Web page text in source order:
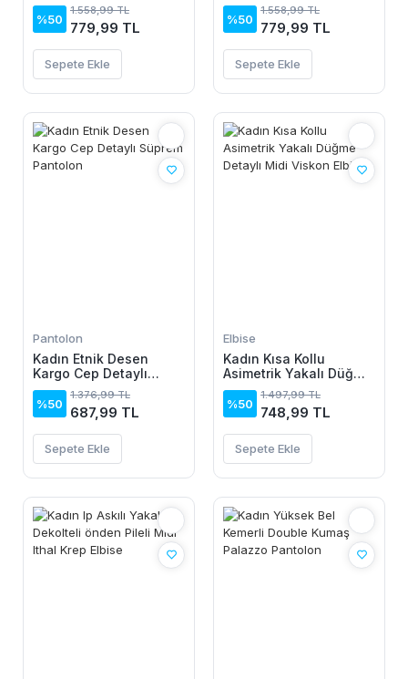
Keten Elbise
%50
1.558,99 TL
779,99 TL
Sepete Ekle
Keten Elbise
%50
1.558,99 TL
779,99 TL
Sepete Ekle
Pantolon
Kadın Etnik Desen
Kargo Cep Detaylı
Süprem Pantolon
%50
1.376,99 TL
687,99 TL
Sepete Ekle
Elbise
Kadın Kısa Kollu
Asimetrik Yakalı Düğme
Detaylı Midi Viskon
Elbise
%50
1.497,99 TL
748,99 TL
Sepete Ekle